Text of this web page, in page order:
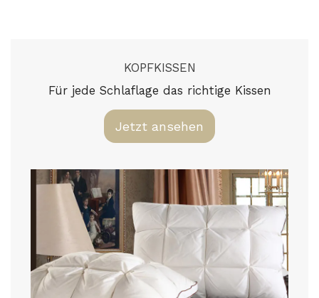
KOPFKISSEN
Für jede Schlaflage das richtige Kissen
Jetzt ansehen